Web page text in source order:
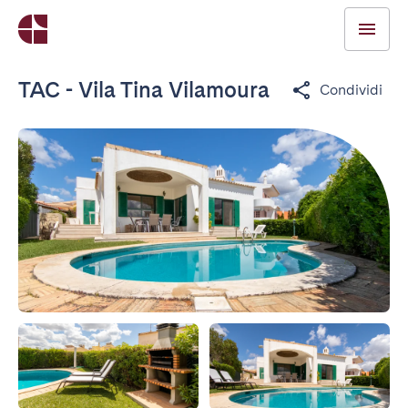
TAC - Vila Tina Vilamoura Condividi